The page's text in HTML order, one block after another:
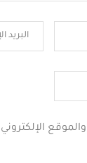
والموقع